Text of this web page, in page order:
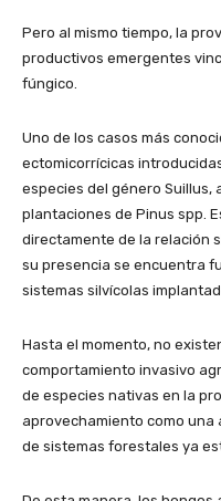
Pero al mismo tiempo, la
productivos emergentes
fúngico.
Uno de los casos más
ectomicorrícicas
especies del género Suillus,
plantaciones de Pinus spp.
directamente de la relación
su presencia se encuentra
sistemas silvícolas
Hasta el momento, no
comportamiento invasivo
de especies nativas en la
aprovechamiento como
de sistemas forestales ya